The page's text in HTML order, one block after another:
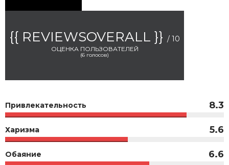
{{ REVIEWSOVERALL }} / 10
ОЦЕНКА ПОЛЬЗОВАТЕЛЕЙ
(6 голосов)
Привлекательность 8.3
Харизма 5.6
Обаяние 6.6